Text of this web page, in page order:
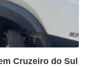
Cruzeiro do Sul